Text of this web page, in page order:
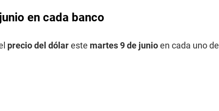
en cada banco
precio del dólareste martes 9 de junioen cada uno de